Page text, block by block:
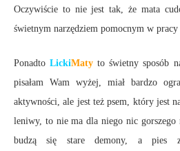
Oczywiście to nie jest tak, że mata
świetnym narzędziem pomocnym w
PonadtoLickiMaty to świetny sposób
pisałam Wam wyżej, miał bardzo
aktywności, ale jest też psem, który jest
leniwy, to nie ma dla niego nic gorszego
budzą się stare demony, a pies